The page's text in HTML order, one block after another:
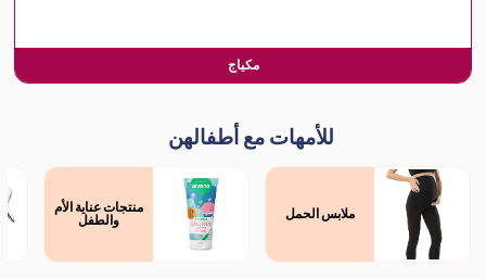
مكياج
للأمهات مع أطفالهن
ملابس الحمل
منتجات عناية الأم
والطفل